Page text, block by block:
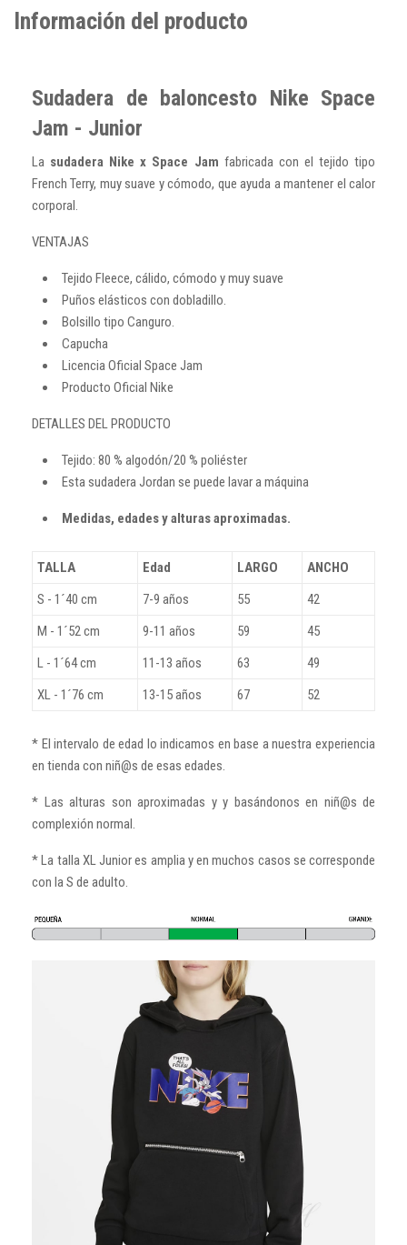
Información del producto
Sudadera de baloncesto Nike Space
Jam - Junior
La sudadera Nike x Space Jam fabricada con el tejido tipo
French Terry, muy suave y cómodo, que ayuda a mantener el calor
corporal.
VENTAJAS
Tejido Fleece, cálido, cómodo y muy suave
Puños elásticos con dobladillo.
Bolsillo tipo Canguro.
Capucha
Licencia Oficial Space Jam
Producto Oficial Nike
DETALLES DEL PRODUCTO
Tejido: 80 % algodón/20 % poliéster
Esta sudadera Jordan se puede lavar a máquina
Medidas, edades y alturas aproximadas.
TALLA Edad LARGO
ANCHO
S - 1´40 cm
7-9 años 55
42
M - 1´52 cm
9-11 años 59
45
L - 1´64 cm
11-13 años 63
49
XL - 1´76 cm
13-15 años 67 52
* El intervalo de edad lo indicamos en base a nuestra experiencia
en tienda con niñ@s de esas edades.
* Las alturas son aproximadas y y basándonos en niñ@s de
complexión normal.
* La talla XL Junior es amplia y en muchos casos se corresponde
con la S de adulto.